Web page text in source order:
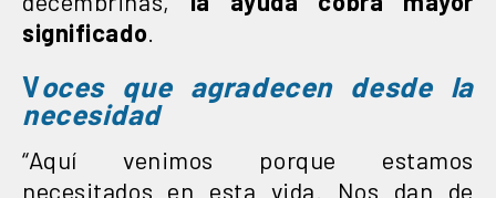
significado
Voces que agradecen desde la
necesidad
“Aquí venimos porque estamos
necesitados en esta vida. Nos dan de